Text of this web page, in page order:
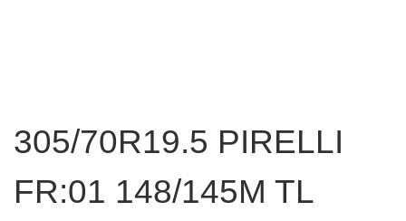
305/70R19.5 PIRELLI
FR:01 148/145M TL